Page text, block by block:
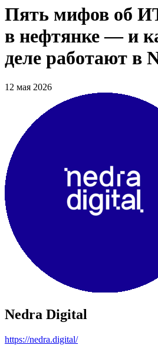
Пять мифов об
в нефтянке — и
деле работают в
12 мая 2026
Nedra Digital
https://nedra.digital/